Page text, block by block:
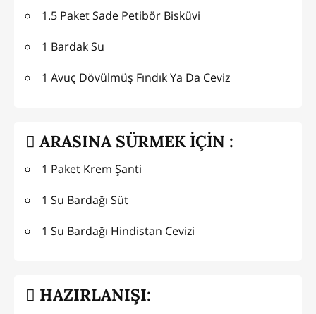
1.5 Paket Sade Petibör Bisküvi
1 Bardak Su
1 Avuç Dövülmüş Fındık Ya Da Ceviz
ARASINA SÜRMEK İÇİN :
1 Paket Krem Şanti
1 Su Bardağı Süt
1 Su Bardağı Hindistan Cevizi
HAZIRLANIŞI: